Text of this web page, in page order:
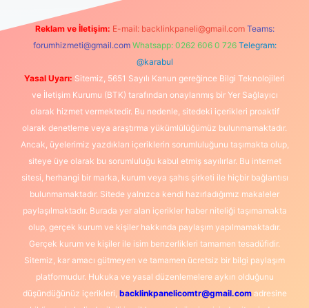
Reklam ve İletişim: E-mail: backlinkpaneli@gmail.com Teams:
forumhizmeti@gmail.com Whatsapp: 0262 606 0 726 Telegram:
@karabul
Yasal Uyarı: Sitemiz, 5651 Sayılı Kanun gereğince Bilgi Teknolojileri
ve İletişim Kurumu (BTK) tarafından onaylanmış bir Yer Sağlayıcı
olarak hizmet vermektedir. Bu nedenle, sitedeki içerikleri proaktif
olarak denetleme veya araştırma yükümlülüğümüz bulunmamaktadır.
Ancak, üyelerimiz yazdıkları içeriklerin sorumluluğunu taşımakta olup,
siteye üye olarak bu sorumluluğu kabul etmiş sayılırlar. Bu internet
sitesi, herhangi bir marka, kurum veya şahıs şirketi ile hiçbir bağlantısı
bulunmamaktadır. Sitede yalnızca kendi hazırladığımız makaleler
paylaşılmaktadır. Burada yer alan içerikler haber niteliği taşımamakta
olup, gerçek kurum ve kişiler hakkında paylaşım yapılmamaktadır.
Gerçek kurum ve kişiler ile isim benzerlikleri tamamen tesadüfidir.
Sitemiz, kar amacı gütmeyen ve tamamen ücretsiz bir bilgi paylaşım
platformudur. Hukuka ve yasal düzenlemelere aykırı olduğunu
düşündüğünüz içerikleri, backlinkpanelicomtr@gmail.comadresine